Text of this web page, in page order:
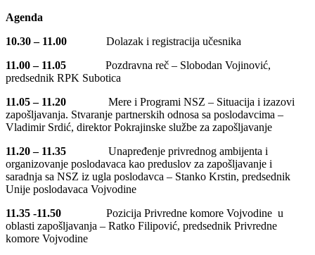
Agenda
10.30 – 11.00
Dolazak i registracija učesnika
11.00 – 11.05
Pozdravna reč – Slobodan Vojinović,
predsednik RPK Subotica
11.05 – 11.20
Mere i Programi NSZ – Situacija i izazovi
zapošljavanja. Stvaranje partnerskih odnosa sa poslodavcima –
Vladimir Srdić, direktor Pokrajinske službe za zapošljavanje
11.20 – 11.35
Unapređenje privrednog ambijenta i
organizovanje poslodavaca kao preduslov za zapošljavanje i
saradnja sa NSZ iz ugla poslodavca – Stanko Krstin, predsednik
Unije poslodavaca Vojvodine
11.35 -11.50
Pozicija Privredne komore Vojvodine u
oblasti zapošljavanja – Ratko Filipović, predsednik Privredne
komore Vojvodine